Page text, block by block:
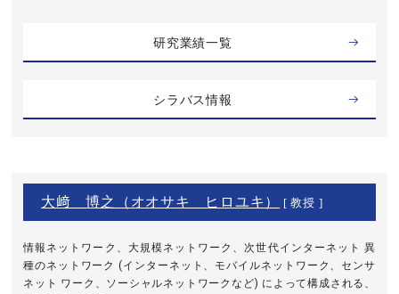
研究業績一覧
シラバス情報
大﨑 博之（オオサキ ヒロユキ） [ 教授 ]
情報ネットワーク、大規模ネットワーク、次世代インターネット 異
種のネットワーク (インターネット、モバイルネットワーク、センサ
ネット ワーク、ソーシャルネットワークなど) によって構成される、